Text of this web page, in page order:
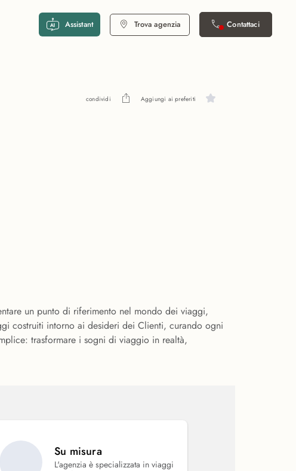
Assistant Trova agenzia Contattaci
condividi Aggiungi ai preferiti
un punto di riferimento nel mondo dei viaggi,
costruiti intorno ai desideri dei Clienti, curando ogni
trasformare i sogni di viaggio in realtà,
Su misura
L'agenzia è specializzata in viaggi